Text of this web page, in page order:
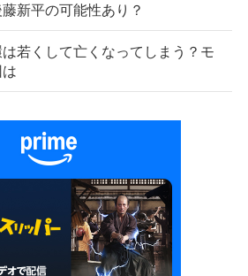
新平の可能性あり？
は若くして亡くなってしまう？モ